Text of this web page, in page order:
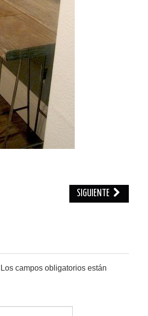
SIGUIENTE
Los campos obligatorios están